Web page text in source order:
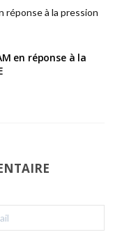
en réponse à la